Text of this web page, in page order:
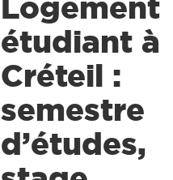
Logement
étudiant à
Créteil :
semestre
d’études,